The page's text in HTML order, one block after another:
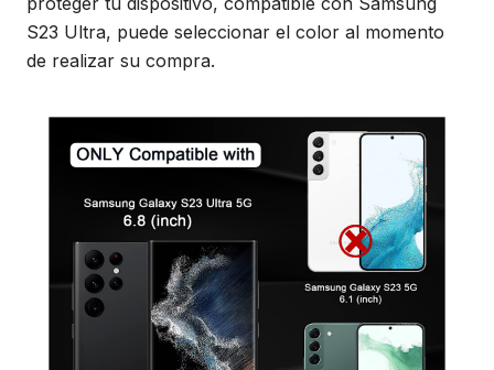
S23 Ultra, puede seleccionar el color al momento
de realizar su compra.